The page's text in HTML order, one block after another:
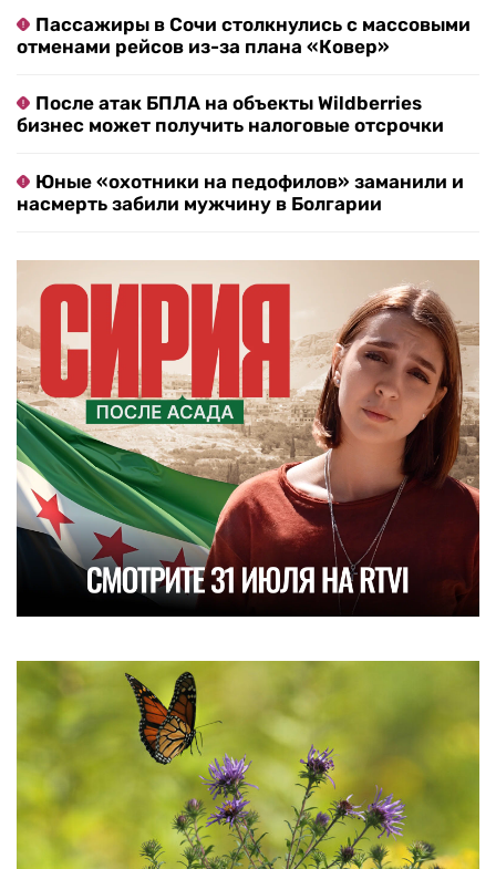
Пассажиры в Сочи столкнулись с массовыми
отменами рейсов из-за плана «Ковер»
После атак БПЛА на объекты Wildberries
бизнес может получить налоговые отсрочки
Юные «охотники на педофилов» заманили и
насмерть забили мужчину в Болгарии